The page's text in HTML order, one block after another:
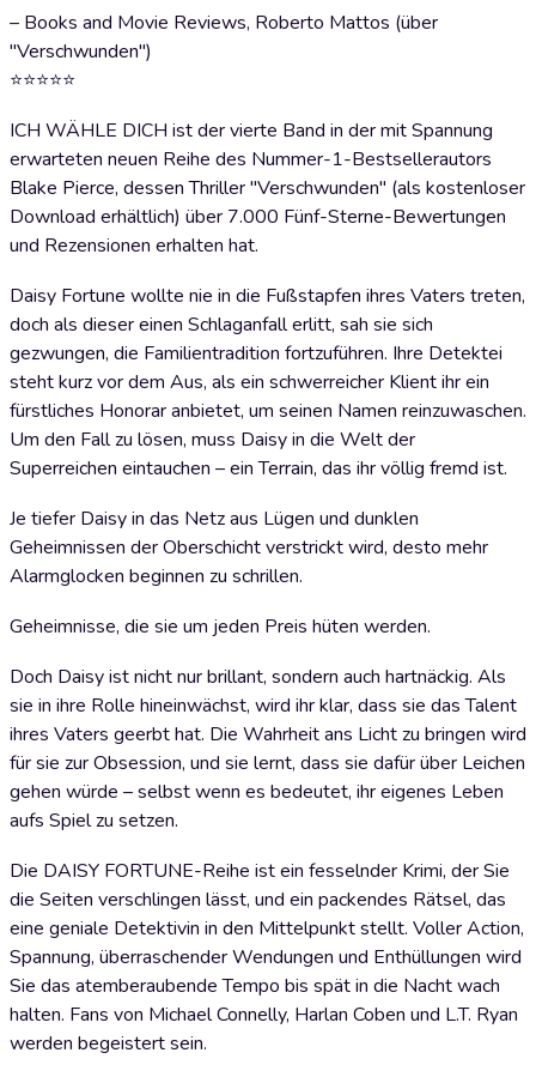
– Books and Movie Reviews, Roberto Mattos (über
"Verschwunden")
⭐⭐⭐⭐⭐
ICH WÄHLE DICH ist der vierte Band in der mit Spannung
erwarteten neuen Reihe des Nummer-1-Bestsellerautors
Blake Pierce, dessen Thriller "Verschwunden" (als kostenloser
Download erhältlich) über 7.000 Fünf-Sterne-Bewertungen
und Rezensionen erhalten hat.
Daisy Fortune wollte nie in die Fußstapfen ihres Vaters treten,
doch als dieser einen Schlaganfall erlitt, sah sie sich
gezwungen, die Familientradition fortzuführen. Ihre Detektei
steht kurz vor dem Aus, als ein schwerreicher Klient ihr ein
fürstliches Honorar anbietet, um seinen Namen reinzuwaschen.
Um den Fall zu lösen, muss Daisy in die Welt der
Superreichen eintauchen – ein Terrain, das ihr völlig fremd ist.
Je tiefer Daisy in das Netz aus Lügen und dunklen
Geheimnissen der Oberschicht verstrickt wird, desto mehr
Alarmglocken beginnen zu schrillen.
Geheimnisse, die sie um jeden Preis hüten werden.
Doch Daisy ist nicht nur brillant, sondern auch hartnäckig. Als
sie in ihre Rolle hineinwächst, wird ihr klar, dass sie das Talent
ihres Vaters geerbt hat. Die Wahrheit ans Licht zu bringen wird
für sie zur Obsession, und sie lernt, dass sie dafür über Leichen
gehen würde – selbst wenn es bedeutet, ihr eigenes Leben
aufs Spiel zu setzen.
Die DAISY FORTUNE-Reihe ist ein fesselnder Krimi, der Sie
die Seiten verschlingen lässt, und ein packendes Rätsel, das
eine geniale Detektivin in den Mittelpunkt stellt. Voller Action,
Spannung, überraschender Wendungen und Enthüllungen wird
Sie das atemberaubende Tempo bis spät in die Nacht wach
halten. Fans von Michael Connelly, Harlan Coben und L.T. Ryan
werden begeistert sein.